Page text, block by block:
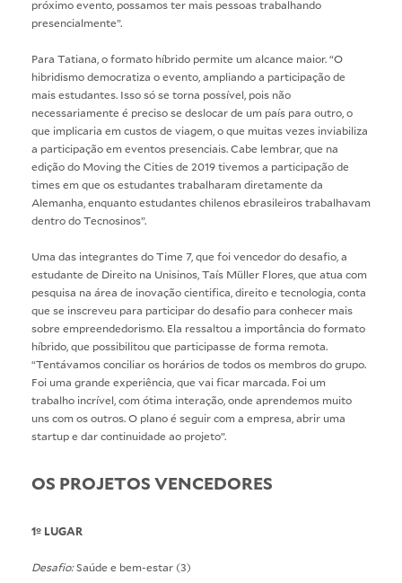
próximo evento, possamos ter mais pessoas trabalhando
presencialmente”.
Para Tatiana, o formato híbrido permite um alcance maior. “O
hibridismo democratiza o evento, ampliando a participação de
mais estudantes. Isso só se torna possível, pois não
necessariamente é preciso se deslocar de um país para outro, o
que implicaria em custos de viagem, o que muitas vezes inviabiliza
a participação em eventos presenciais. Cabe lembrar, que na
edição do Moving the Cities de 2019 tivemos a participação de
times em que os estudantes trabalharam diretamente da
Alemanha, enquanto estudantes chilenos ebrasileiros trabalhavam
dentro do Tecnosinos”.
Uma das integrantes do Time 7, que foi vencedor do desafio, a
estudante de Direito na Unisinos, Taís Müller Flores, que atua com
pesquisa na área de inovação cientifica, direito e tecnologia, conta
que se inscreveu para participar do desafio para conhecer mais
sobre empreendedorismo. Ela ressaltou a importância do formato
híbrido, que possibilitou que participasse de forma remota.
“Tentávamos conciliar os horários de todos os membros do grupo.
Foi uma grande experiência, que vai ficar marcada. Foi um
trabalho incrível, com ótima interação, onde aprendemos muito
uns com os outros. O plano é seguir com a empresa, abrir uma
startup e dar continuidade ao projeto”.
OS PROJETOS VENCEDORES
1º LUGAR
Desafio:Saúde e bem-estar (3)